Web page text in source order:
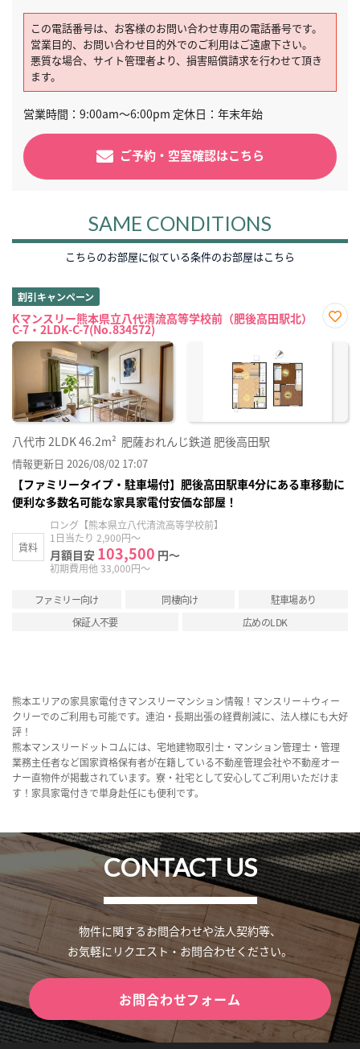
この電話番号は、お客様のお問い合わせ専用の電話番号です。
営業目的、お問い合わせ目的外でのご利用はご遠慮下さい。
悪質な場合、サイト管理者より、損害賠償請求を行わせて頂き
ます。
営業時間：9:00am～6:00pm 定休日：年末年始
ご予約・空室確認はこちら
SAME CONDITIONS
こちらのお部屋に似ている条件のお部屋はこちら
割引キャンペーン
Kマンスリー熊本県立八代清流高等学校前（肥後高田駅北）
C-7・2LDK-C-7(No.834572)
に入
八代市2LDK46.2m² 肥薩おれんじ鉄道 肥後高田駅
情報更新日 2026/08/02 17:07
【ファミリータイプ・駐車場付】肥後高田駅車4分にある車移動に
便利な多数名可能な家具家電付安価な部屋！
賃料
ロング【熊本県立八代清流高等学校前】
1日当たり 2,900円～
月額目安 103,500 円～
初期費用他 33,000円～
ファミリー向け 同棲向け
駐車場あり
保証人不要
広めのLDK
熊本エリアの家具家電付きマンスリーマンション情報！マンスリー＋ウィー
クリーでのご利用も可能です。連泊・長期出張の経費削減に、法人様にも大好
評！
熊本マンスリードットコムには、宅地建物取引士・マンション管理士・管理
業務主任者など国家資格保有者が在籍している不動産管理会社や不動産オー
ナー直物件が掲載されています。寮・社宅として安心してご利用いただけま
す！家具家電付きで単身赴任にも便利です。
CONTACT US
物件に関するお問合わせや法人契約等、
お気軽にリクエスト・お問合わせください。
お問合わせフォーム